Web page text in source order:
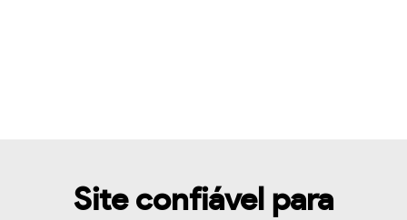
Site confiável para